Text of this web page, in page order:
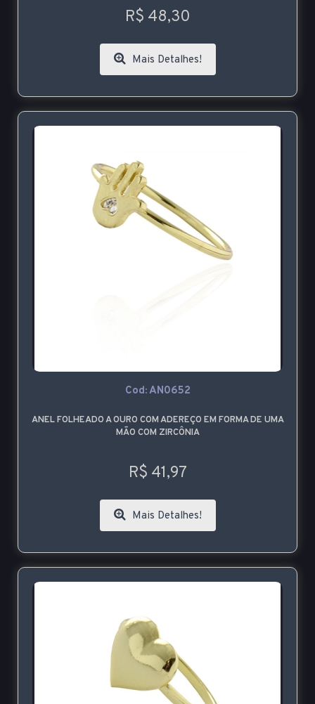
R$ 48,30
Mais Detalhes!
Cod: AN0652
ANEL FOLHEADO A OURO COM ADEREÇO EM FORMA DE UMA
MÃO COM ZIRCÔNIA
R$ 41,97
Mais Detalhes!